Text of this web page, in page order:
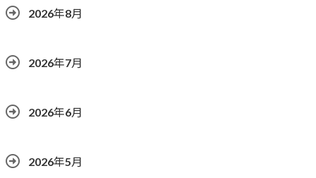
2026年8月
2026年7月
2026年6月
2026年5月